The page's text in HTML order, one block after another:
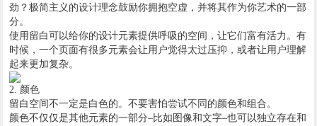
劲？极简主义的设计理念鼓励你拥抱空虚，并将其作为你艺术的一部
分。
使用留白可以给你的设计元素提供呼吸的空间，让它们富有活力。有
时候，一个页面有很多元素会让用户觉得太过压抑，或者让用户理解
起来更加复杂。
2. 颜色
留白空间不一定是白色的。不要害怕尝试不同的颜色和组合。
颜色不仅仅是其他元素的一部分–比如图像和文字–也可以独立存在和